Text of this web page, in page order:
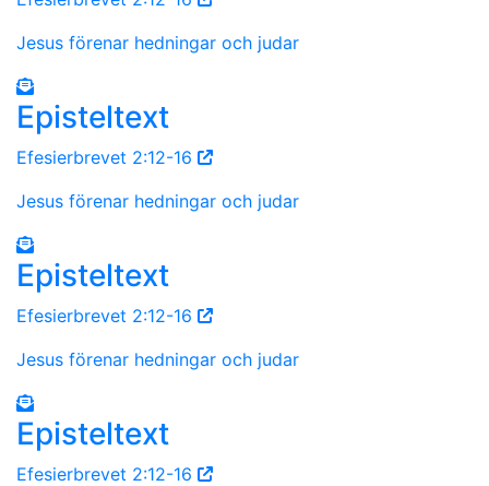
Jesus förenar hedningar och judar
Episteltext
Efesierbrevet 2:12-16
Jesus förenar hedningar och judar
Episteltext
Efesierbrevet 2:12-16
Jesus förenar hedningar och judar
Episteltext
Efesierbrevet 2:12-16